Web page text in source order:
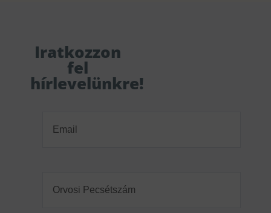
Iratkozzon
fel
hírlevelünkre!
Pecsétszám(Required)